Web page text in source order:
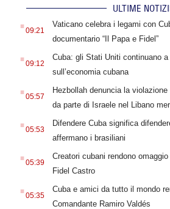
ULTIME
. 09:21
Vaticano celebra i legami con
documentario “Il Papa e Fidel”
. 09:12
Cuba: gli Stati Uniti continuano
sull’economia cubana
. 05:57
Hezbollah denuncia la
da parte di Israele nel Libano
. 05:53
Difendere Cuba significa
affermano i brasiliani
. 05:39
Creatori cubani rendono
Fidel Castro
. 05:35
Cuba e amici da tutto il mondo
Comandante Ramiro Valdés